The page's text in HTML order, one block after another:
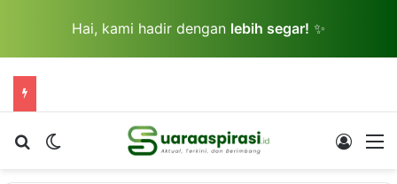
Hai, kami hadir dengan lebih segar! ✨
Cari berita...Switch skin Log In